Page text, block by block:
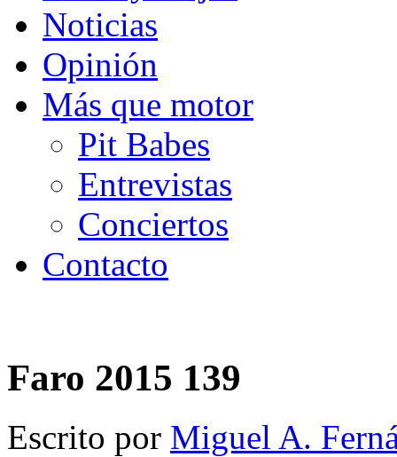
Noticias
Opinión
Más que motor
Pit Babes
Entrevistas
Conciertos
Contacto
Faro 2015 139
Escrito por Miguel A.